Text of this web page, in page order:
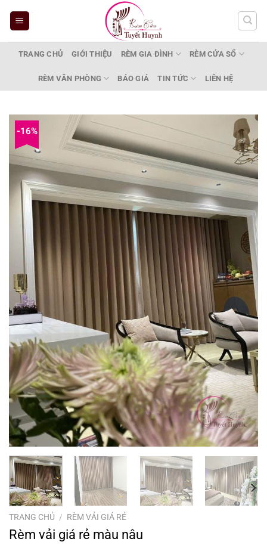
dungTRANG CHỦ GIỚI THIỆU RÈM GIA ĐÌNH RÈM CỬA SỔ
RÈM VĂN PHÒNG BÁO GIÁ TIN TỨC LIÊN HỆ
-16%
TRANG CHỦ / RÈM VẢI GIÁ RẺ
Rèm vải giá rẻ màu nâu